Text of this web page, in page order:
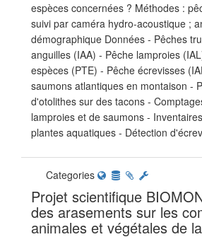
espèces concernées ? Méthodes :
suivi par caméra hydro-acoustique ;
démographique Données - Pêches
anguilles (IAA) - Pêche lamproies
espèces (PTE) - Pêche écrevisses
saumons atlantiques en montaison -
d'otolithes sur des tacons -
lamproies et de saumons -
plantes aquatiques - Détection
Categories
Projet scientifique
des arasements sur les
animales et végétales de